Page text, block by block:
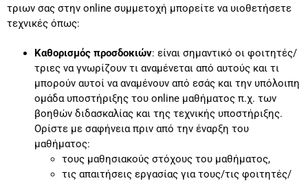
τριων σας στην online συμμετοχή μπορείτε να υιοθετήσετε
τεχνικές όπως:
Καθορισμός προσδοκιών: είναι σημαντικό οι φοιτητές/
τριες να γνωρίζουν τι αναμένεται από αυτούς και τι
μπορούν αυτοί να αναμένουν από εσάς και την υπόλοιπη
ομάδα υποστήριξης του online μαθήματος π.χ. των
βοηθών διδασκαλίας και της τεχνικής υποστήριξης.
Ορίστε με σαφήνεια πριν από την έναρξη του
μαθήματος:
τους μαθησιακούς στόχους του μαθήματος,
τις απαιτήσεις εργασίας για τους/τις φοιτητές/